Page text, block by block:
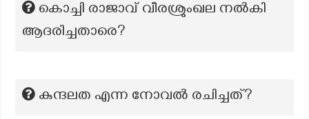
കൊച്ചി രാജാവ് വീരശ്രുംഖല നൽകി
ആദരിച്ചതാരെ?
കുന്ദലത എന്ന നോവല്‍ രചിച്ചത്?